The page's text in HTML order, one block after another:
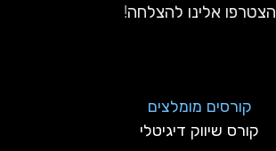
הצטרפו אלינו להצלחה!
קורסים מומלצים
קורס שיווק דיגיטלי